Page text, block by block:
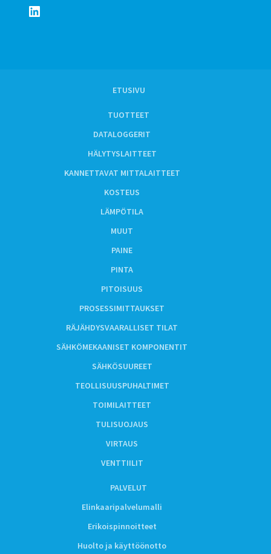
LinkedIn
ETUSIVU
TUOTTEET
DATALOGGERIT
HÄLYTYSLAITTEET
KANNETTAVAT MITTALAITTEET
KOSTEUS
LÄMPÖTILA
MUUT
PAINE
PINTA
PITOISUUS
PROSESSIMITTAUKSET
RÄJÄHDYSVAARALLISET TILAT
SÄHKÖMEKAANISET KOMPONENTIT
SÄHKÖSUUREET
TEOLLISUUSPUHALTIMET
TOIMILAITTEET
TULISUOJAUS
VIRTAUS
VENTTIILIT
PALVELUT
Elinkaaripalvelumalli
Erikoispinnoitteet
Huolto ja käyttöönotto